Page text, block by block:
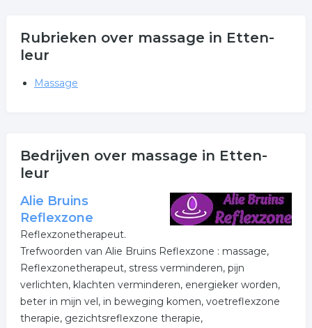
Rubrieken over massage in Etten-
leur
Massage
Bedrijven over massage in Etten-
leur
Alie Bruins
Reflexzone
Reflexzonetherapeut.
Trefwoorden van Alie Bruins Reflexzone : massage,
Reflexzonetherapeut, stress verminderen, pijn
verlichten, klachten verminderen, energieker worden,
beter in mijn vel, in beweging komen, voetreflexzone
therapie, gezichtsreflexzone therapie,